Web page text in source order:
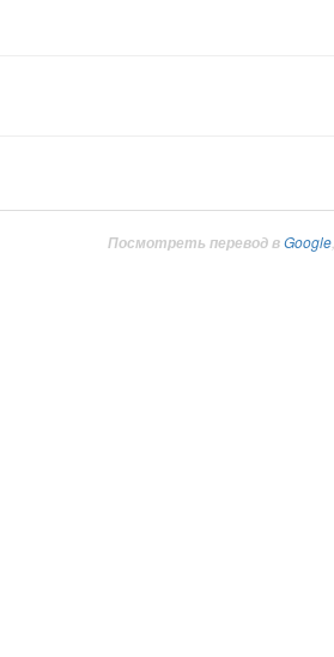
Посмотреть перевод вGoogle